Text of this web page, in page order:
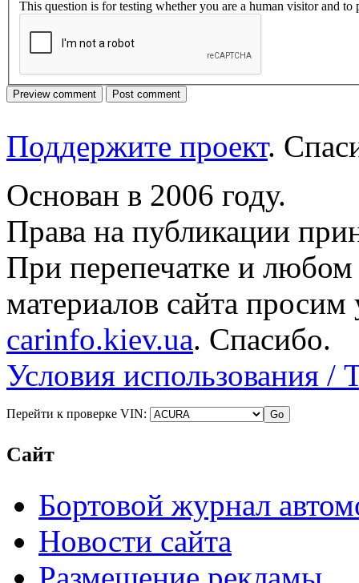
This question is for testing whether you are a human visitor and to
Поддержите проект.
Основан в 2006 году.
Права на публикации
При перепечатке и
материалов сайта просим
carinfo.kiev.ua. Спасибо.
Условия использования /
Перейти к проверке VIN:
Сайт
Бортовой журнал
Новости сайта